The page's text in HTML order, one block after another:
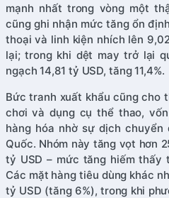
mạnh nhất trong vòng một
cũng ghi nhận mức tăng ổn
thoại và linh kiện nhích lên
lại; trong khi dệt may trở lại
ngạch 14,81 tỷ USD, tăng 11,4%.
Bức tranh xuất khẩu cũng cho
chơi và dụng cụ thể thao,
hàng hóa nhờ sự dịch
Quốc. Nhóm này tăng vọt hơn
tỷ USD – mức tăng hiếm thấy
Các mặt hàng tiêu dùng khác
tỷ USD (tăng 6%), trong khi